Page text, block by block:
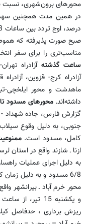
محورهای برون‌شهری، نسبت
صبح صورت پذیرفته که
مناسب‌تری را برای سفر
ساعت گذشته آزادراه
آزادراه کرج- قزوین،
داشته‌اند.محورهای مسدود تا
گزارش فارس، جاده شهداد -
کامل، مسدود است.‌
6/8 مسدود و به دلیل